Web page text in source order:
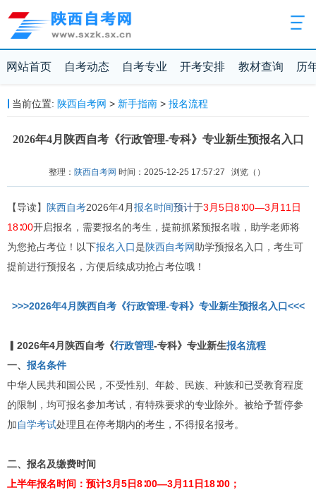
网站首页 自考动态 自考专业 开考安排 教材查询 历
当前位置: 陕西自考网 > 新手指南> 报名流程
2026年4月陕西自考《行政管理-专科》专业新生预报名入口
整理： 陕西自考网 时间：2025-12-25 17:57:27 浏览（ ）
【导读】 陕西自考2026年4月 报名时间预计于3月5日8∶00—3月11日
18∶00开启报名，需要报名的考生，提前抓紧预报名啦，助学老师将
为您抢占考位！以下报名入口是 陕西自考网 助学预报名入口，考生可
提前进行预报名，方便后续成功抢占考位哦！
>>>2026年4月陕西自考《行政管理-专科》专业新生预报名入口<<<
▎2026年4月陕西自考《行政管理-专科》专业新生报名流程
一、 报名条件
中华人民共和国公民，不受性别、年龄、民族、种族和已受教育程度
的限制，均可报名参加考试，有特殊要求的专业除外。被给予暂停参
加 自学考试处理且在停考期内的考生，不得报名报考。
二、报名及缴费时间
上半年报名时间：预计3月5日8∶00—3月11日18∶00；